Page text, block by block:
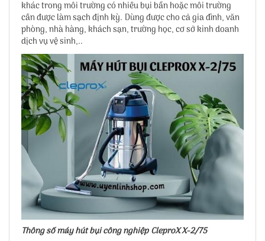
khác trong môi trường có nhiều bụi bẩn hoặc môi trường
cần được làm sạch định kỳ. Dùng được cho cả gia đình, văn
phòng, nhà hàng, khách sạn, trường học, cơ sở kinh doanh
dịch vụ vệ sinh,..
Thông số máy hút bụi công nghiệp CleproX X-2/75